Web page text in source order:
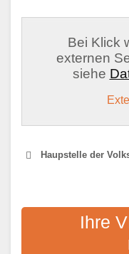
Bei Klick
externen
siehe
Haupstelle der
VHS
Ihre